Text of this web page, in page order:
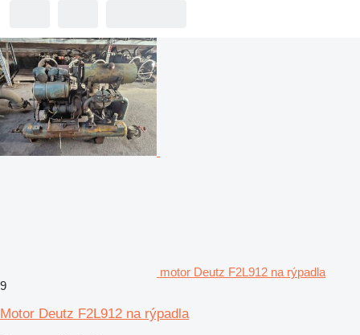
motor Deutz F2L912 na rýpadla
9
Motor Deutz F2L912 na rýpadla